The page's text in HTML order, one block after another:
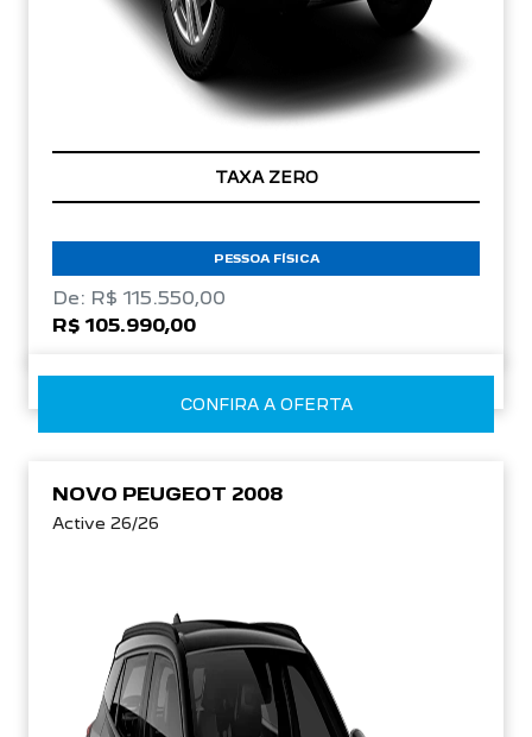
TAXA ZERO
PESSOA FÍSICA
De: R$ 115.550,00
R$ 105.990,00
CONFIRA A OFERTA
NOVO PEUGEOT 2008
Active 26/26